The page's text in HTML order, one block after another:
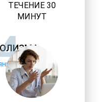
ТЕЧЕНИЕ 30
МИНУТ